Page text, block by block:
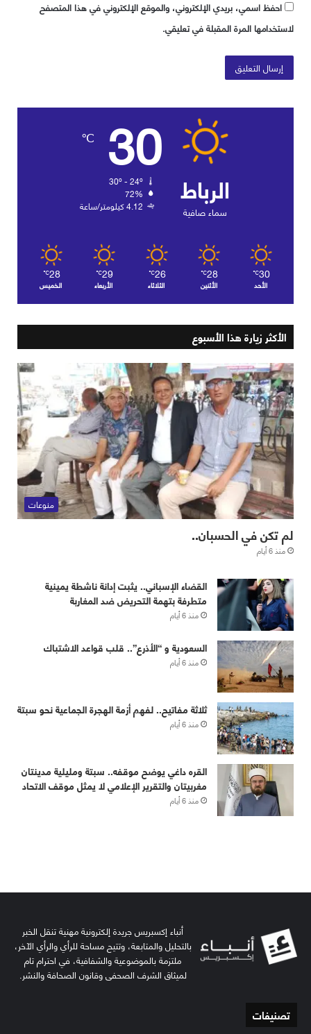
أنباء إكسبريس جريدة إلكترونية مهنية تنقل الخبر
بالتحليل والمتابعة، وتتيح مساحة للرأي والرأي الآخر،
ملتزمة بالموضوعية والشفافية، في احترام تام
لميثاق الشرف الصحفي وقانون الصحافة والنشر.
تصنيفات